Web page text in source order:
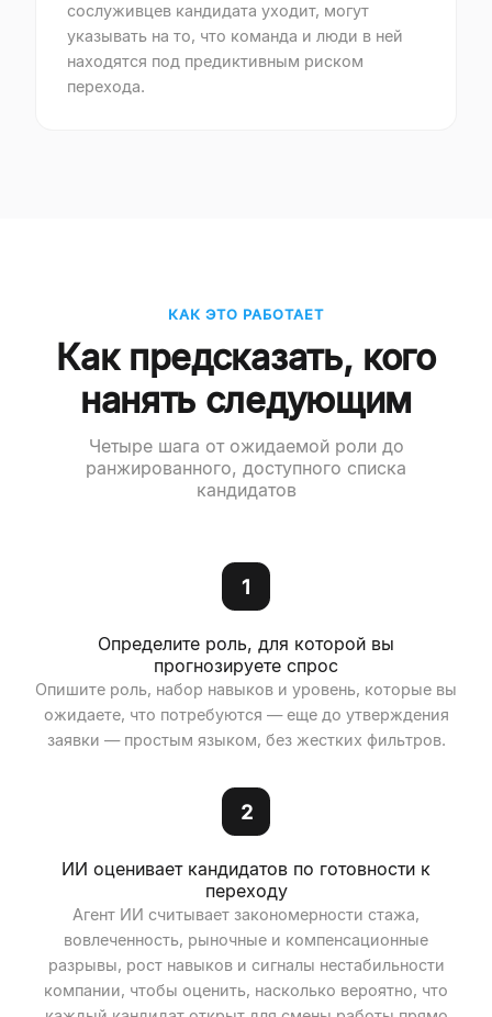
сослуживцев кандидата уходит, могут
указывать на то, что команда и люди в ней
находятся под предиктивным риском
перехода.
КАК ЭТО РАБОТАЕТ
Как предсказать, кого
нанять следующим
Четыре шага от ожидаемой роли до
ранжированного, доступного списка
кандидатов
1
Определите роль, для которой вы
прогнозируете спрос
Опишите роль, набор навыков и уровень, которые вы
ожидаете, что потребуются — еще до утверждения
заявки — простым языком, без жестких фильтров.
2
ИИ оценивает кандидатов по готовности к
переходу
Агент ИИ считывает закономерности стажа,
вовлеченность, рыночные и компенсационные
разрывы, рост навыков и сигналы нестабильности
компании, чтобы оценить, насколько вероятно, что